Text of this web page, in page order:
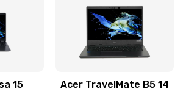
Замена видеочипа
Заказать
15 Acer TravelMate B5 14